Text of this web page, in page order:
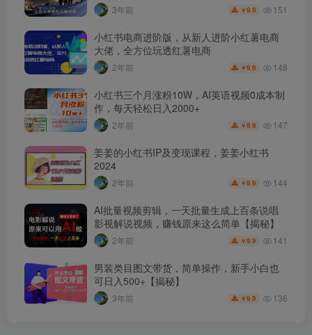
3年前 ￥9.9 151
小红书电商进阶版，从新人进阶小红薯电商
大佬，全方位玩透红薯电商
2年前 ￥9.9 148
小红书三个月涨粉10W，AI英语视频0成本制
作，每天轻松日入2000+
2年前 ￥9.9 147
姜姜的小红书IP及变现课程，姜姜小红书
2024
2年前 ￥9.9 144
AI批量视频剪辑，一天批量生成上百条说唱
影视解说视频，赚钱原来这么简单【揭秘】
2年前 ￥9.9 141
男装类目图文带货，简单操作，新手小白也
可日入500+【揭秘】
3年前 ￥9.9 136